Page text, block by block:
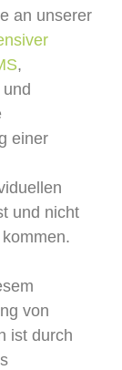
an unserer
,
einer
und nicht
von
ist durch